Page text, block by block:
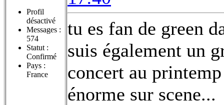
Profil
désactivé
Messages :
574
Statut :
Confirmé
Pays :
France
tu es fan de green
suis également un
concert au
énorme sur scene...